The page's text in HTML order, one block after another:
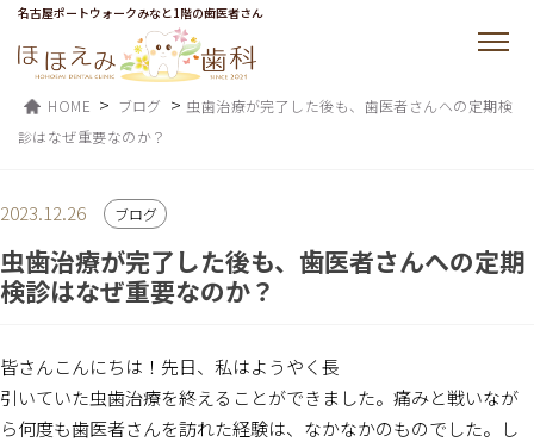
名古屋ポートウォークみなと1階の歯医者さん
HOME > ブログ > 虫歯治療が完了した後も、歯医者さんへの定期検
診はなぜ重要なのか？
2023.12.26 ブログ
虫歯治療が完了した後も、歯医者さんへの定期
検診はなぜ重要なのか？
皆さんこんにちは！先日、私はようやく長
引いていた虫歯治療を終えることができました。痛みと戦いなが
ら何度も歯医者さんを訪れた経験は、なかなかのものでした。し